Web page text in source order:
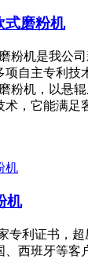
式磨粉机
粉机是我公
项自主专利
粉机，以悬
术，它能满足
机
专利证书，
、西班牙等客